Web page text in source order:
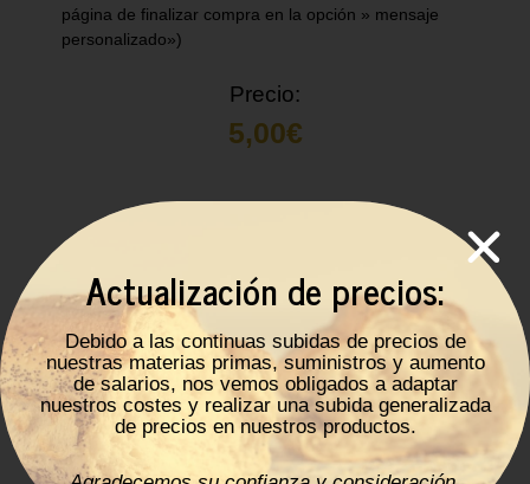
página de finalizar compra en la opción » mensaje
personalizado»)
Precio:
5,00€
Descripción
Da igual la edad de la persona que va a recibir tu pedido, un
regalo siempre hace ilusión y hace que las personas se
sientan un poco más especiales. Por eso, y porque nos
sobra Amor para repartir, queremos daros la opción de
Actualización de precios:
Debido a las continuas subidas de precios de
nuestras materias primas, suministros y aumento
de salarios, nos vemos obligados a adaptar
nuestros costes y realizar una subida generalizada
de precios en nuestros productos.